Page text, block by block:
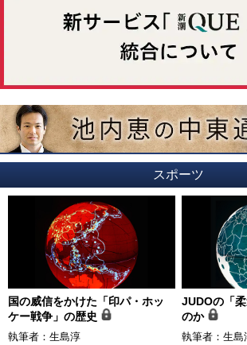
スポーツ
国の威信をかけた「印パ・ホッ
ケー戦争」の歴史
執筆者： 生島淳
JUDOの「
のか
執筆者：生島